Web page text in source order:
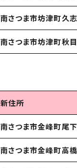
南さつま市坊津町
南さつま市坊津町
新住所
南さつま市金峰町
南さつま市金峰町